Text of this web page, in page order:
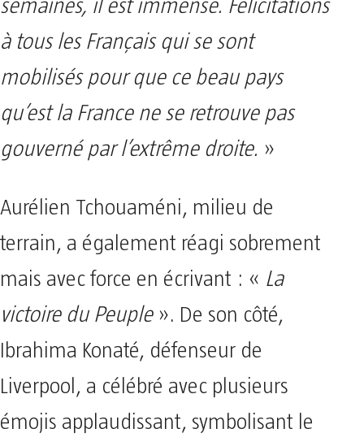
semaines, il est immense. Félicitations
à tous les Français qui se sont
mobilisés pour que ce beau pays
qu’est la France ne se retrouve pas
gouverné par l’extrême droite. »
Aurélien Tchouaméni, milieu de
terrain, a également réagi sobrement
mais avec force en écrivant : « La
victoire du Peuple». De son côté,
Ibrahima Konaté, défenseur de
Liverpool, a célébré avec plusieurs
émojis applaudissant, symbolisant le